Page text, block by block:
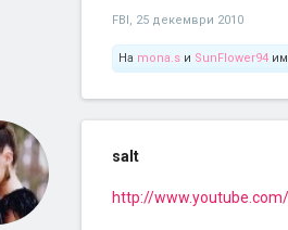
FBI, 25 декември 2010
На mona.s и SunFlower94
salt
http://